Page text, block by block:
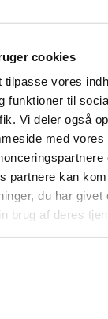
cookies
vores
funktioner til
Vi deler også
med vores
partnere kan
du har givet
brug af deres
er
er uddannet fra
et tilmeldingslink